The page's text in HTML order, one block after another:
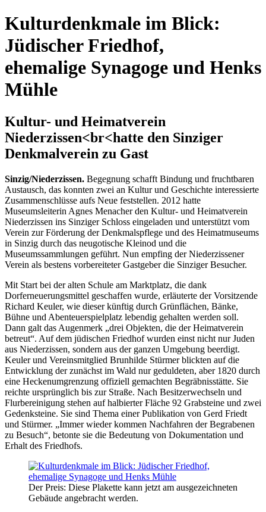
Kulturdenkmale im Blick:
Jüdischer Friedhof,
ehemalige Synagoge und Henks
Mühle
Kultur- und Heimatverein
Niederzissen<br<hatte den Sinziger
Denkmalverein zu Gast
Sinzig/Niederzissen. Begegnung schafft Bindung und fruchtbaren
Austausch, das konnten zwei an Kultur und Geschichte interessierte
Zusammenschlüsse aufs Neue feststellen. 2012 hatte
Museumsleiterin Agnes Menacher den Kultur- und Heimatverein
Niederzissen ins Sinziger Schloss eingeladen und unterstützt vom
Verein zur Förderung der Denkmalspflege und des Heimatmuseums
in Sinzig durch das neugotische Kleinod und die
Museumssammlungen geführt. Nun empfing der Niederzissener
Verein als bestens vorbereiteter Gastgeber die Sinziger Besucher.
Mit Start bei der alten Schule am Marktplatz, die dank
Dorferneuerungsmittel geschaffen wurde, erläuterte der Vorsitzende
Richard Keuler, wie dieser künftig durch Grünflächen, Bänke,
Bühne und Abenteuerspielplatz lebendig gehalten werden soll.
Dann galt das Augenmerk „drei Objekten, die der Heimatverein
betreut“. Auf dem jüdischen Friedhof wurden einst nicht nur Juden
aus Niederzissen, sondern aus der ganzen Umgebung beerdigt.
Keuler und Vereinsmitglied Brunhilde Stürmer blickten auf die
Entwicklung der zunächst im Wald nur geduldeten, aber 1820 durch
eine Heckenumgrenzung offiziell gemachten Begräbnisstätte. Sie
reichte ursprünglich bis zur Straße. Nach Besitzerwechseln und
Flurbereinigung stehen auf halbierter Fläche 92 Grabsteine und zwei
Gedenksteine. Sie sind Thema einer Publikation von Gerd Friedt
und Stürmer. „Immer wieder kommen Nachfahren der Begrabenen
zu Besuch“, betonte sie die Bedeutung von Dokumentation und
Erhalt des Friedhofs.
Der Preis: Diese Plakette kann jetzt am ausgezeichneten
Gebäude angebracht werden.